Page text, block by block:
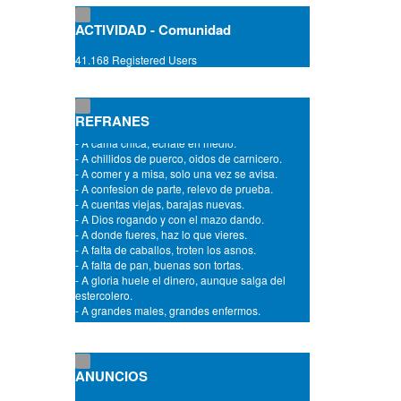
ACTIVIDAD - Comunidad
41.168 Registered Users
REFRANES
- A caballo regalado no hay que mirarle el
diente.
- A cada cerdo le llega su San Martin.
- A cada puerta, su dueña.
- A cada santo le llega su dia.
- A cada uno, Dios da el castigo que merece.
- A cama chica, echate en medio.
- A chillidos de puerco, oidos de carnicero.
- A comer y a misa, solo una vez se avisa.
- A confesion de parte, relevo de prueba.
- A cuentas viejas, barajas nuevas.
- A Dios rogando y con el mazo dando.
- A donde fueres, haz lo que vieres.
- A falta de caballos, troten los asnos.
- A falta de pan, buenas son tortas.
- A gloria huele el dinero, aunque salga del
estercolero.
- A grandes males, grandes enfermos.
- A grandes males, grandes remedios.
- A grandes penas, pañuelos gigantes.
- A la aguja buen hilo, y a la mujer buen marido.
- A la cama no te iras sin saber una cosa mas.
ANUNCIOS